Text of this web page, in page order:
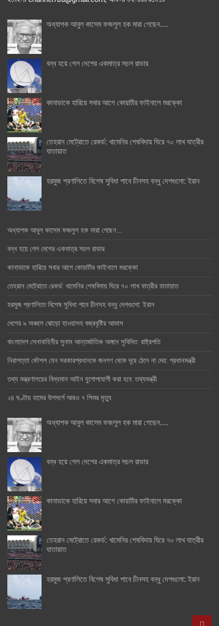
অধ্যাপক আবুল কাসেম ফজলুল হক মারা গেছেন….
বন্ধ হয়ে গেল দেশের একমাত্র সচল রাডার
কানাডাকে হারিয়ে সবার আগে কোয়ার্টার ফাইনালে মরক্কো
তেহরান মেট্রোতে রেকর্ড: খামেনির শেষবিদায় ঘিরে ৭০ লাখ যাত্রীর
যাতায়াত
হরমুজ প্রণালিতে বিশেষ সুবিধা পাবে চীনসহ বন্ধু দেশগুলো: ইরান
অধ্যাপক আবুল কাসেম ফজলুল হক মারা গেছেন….
বন্ধ হয়ে গেল দেশের একমাত্র সচল রাডার
কানাডাকে হারিয়ে সবার আগে কোয়ার্টার ফাইনালে মরক্কো
তেহরান মেট্রোতে রেকর্ড: খামেনির শেষবিদায় ঘিরে ৭০ লাখ যাত্রীর যাতায়াত
হরমুজ প্রণালিতে বিশেষ সুবিধা পাবে চীনসহ বন্ধু দেশগুলো: ইরান
দেশের ৯ অঞ্চলে ঝোড়ো হাওয়াসহ বজ্রবৃষ্টির আভাস
বাংলাদেশ সেনাবাহিনীর সুনাম আন্তর্জাতিক অঙ্গনে সুবিদিত: রাষ্ট্রপতি
নিরাপত্তা কৌশল যেন সরকারপ্রধানকে জনগণ থেকে দূরে ঠেলে না দেয়: প্রধানমন্ত্রী
তথ্য মন্ত্রণালয়ের বিদ্যমান আইন যুগোপযোগী করা হবে: তথ্যমন্ত্রী
২৪ ঘণ্টায় হামের উপসর্গে আরও ৭ শিশুর মৃত্যু
অধ্যাপক আবুল কাসেম ফজলুল হক মারা গেছেন….
বন্ধ হয়ে গেল দেশের একমাত্র সচল রাডার
কানাডাকে হারিয়ে সবার আগে কোয়ার্টার ফাইনালে মরক্কো
তেহরান মেট্রোতে রেকর্ড: খামেনির শেষবিদায় ঘিরে ৭০ লাখ যাত্রীর
যাতায়াত
হরমুজ প্রণালিতে বিশেষ সুবিধা পাবে চীনসহ বন্ধু দেশগুলো: ইরান